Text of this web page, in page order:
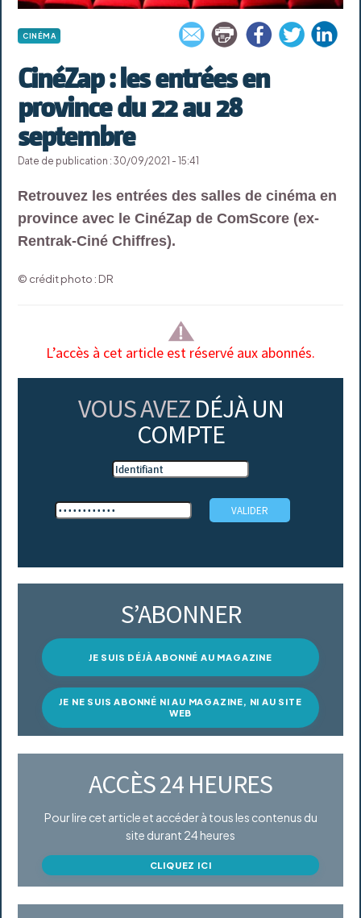
CINÉMA
CinéZap : les entrées en
province du 22 au 28
septembre
Date de publication : 30/09/2021 - 15:41
Retrouvez les entrées des salles de cinéma en
province avec le CinéZap de ComScore (ex-
Rentrak-Ciné Chiffres).
© crédit photo : DR
L’accès à cet article est réservé aux abonnés.
VOUS AVEZ DÉJÀ UN
COMPTE
S’ABONNER
JE SUIS DÉJÀ ABONNÉ AU MAGAZINE
JE NE SUIS ABONNÉ NI AU MAGAZINE, NI AU SITE
WEB
ACCÈS 24 HEURES
Pour lire cet article et accéder à tous les contenus du
site durant 24 heures
CLIQUEZ ICI